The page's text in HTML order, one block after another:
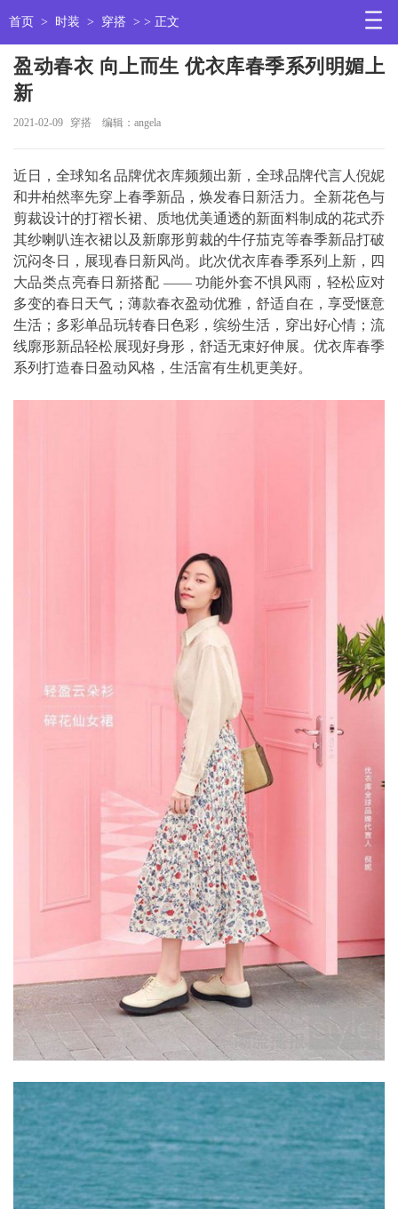
首页 > 时装 > 穿搭 > > 正文
盈动春衣 向上而生 优衣库春季系列明媚上
新
2021-02-09 穿搭 编辑：angela
近日，全球知名品牌优衣库频频出新，全球品牌代言人倪妮
和井柏然率先穿上春季新品，焕发春日新活力。全新花色与
剪裁设计的打褶长裙、质地优美通透的新面料制成的花式乔
其纱喇叭连衣裙以及新廓形剪裁的牛仔茄克等春季新品打破
沉闷冬日，展现春日新风尚。此次优衣库春季系列上新，四
大品类点亮春日新搭配 —— 功能外套不惧风雨，轻松应对
多变的春日天气；薄款春衣盈动优雅，舒适自在，享受惬意
生活；多彩单品玩转春日色彩，缤纷生活，穿出好心情；流
线廓形新品轻松展现好身形，舒适无束好伸展。优衣库春季
系列打造春日盈动风格，生活富有生机更美好。